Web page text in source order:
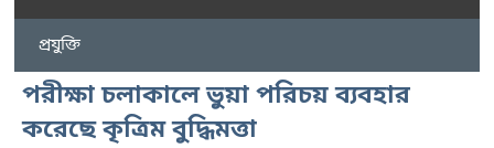
প্রযুক্তি
পরীক্ষা চলাকালে ভুয়া পরিচয় ব্যবহার
করেছে কৃত্রিম বুদ্ধিমত্তা